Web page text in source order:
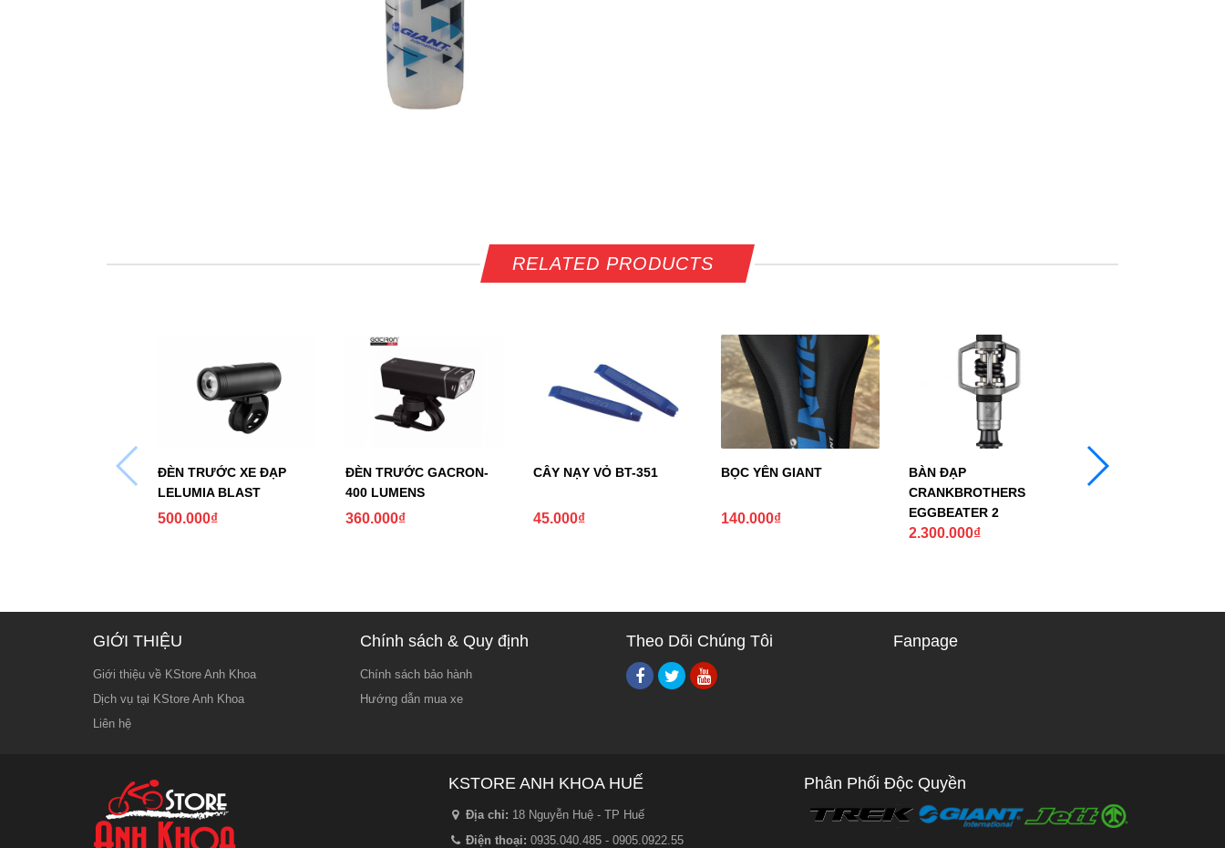
RELATED PRODUCTS
ĐÈN TRƯỚC XE ĐẠP
LELUMIA BLAST
500.000₫
ĐÈN TRƯỚC GACRON-
400 LUMENS
360.000₫
CÂY NẠY VỎ BT-351
45.000₫
BỌC YÊN GIANT
140.000₫
BÀN ĐẠP
CRANKBROTHERS
EGGBEATER 2
2.300.000₫
BAGA – XE TERN
GIỚI THIỆU
Giới thiệu về KStore Anh Khoa
Dịch vụ tại KStore Anh Khoa
Liên hệ
Chính sách & Quy định
Chính sách bảo hành
Hướng dẫn mua xe
Theo Dõi Chúng Tôi Fanpage
KSTORE ANH KHOA HUẾ
Địa chỉ: 18 Nguyễn Huệ - TP Huế
Điện thoại: 0935.040.485 - 0905.0922.55
Phân Phối Độc Quyền